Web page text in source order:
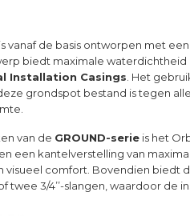
is vanaf de basis ontworpen met
biedt maximale waterdichtheid
Installation Casings . Het
grondspot bestand is tegen
van de GROUND-serie is het
een kantelverstelling van
comfort. Bovendien biedt
twee 3/4’’-slangen, waardoor de